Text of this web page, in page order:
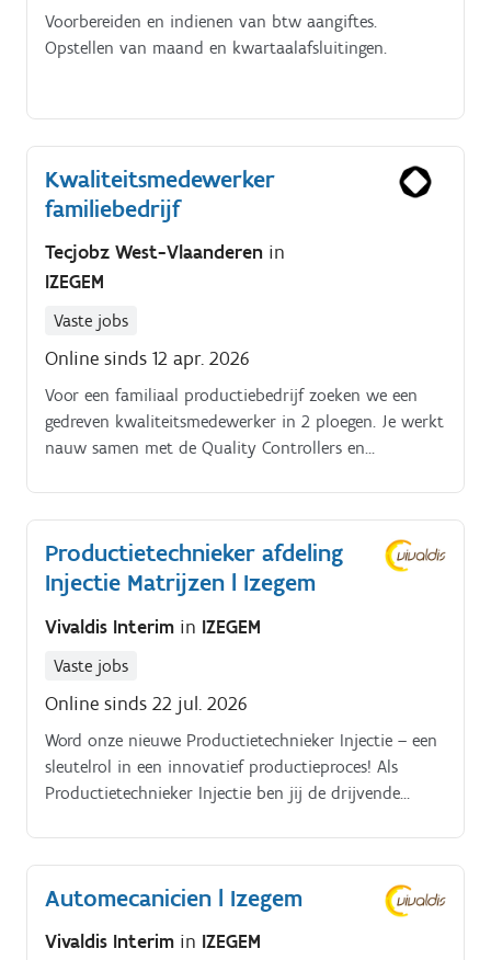
Voorbereiden en indienen van btw aangiftes.
Opstellen van maand en kwartaalafsluitingen.
Kwaliteitsmedewerker
familiebedrijf
Tecjobz West-Vlaanderen in
IZEGEM
Vaste jobs
Online sinds 12 apr. 2026
Voor een familiaal productiebedrijf zoeken we een
gedreven kwaliteitsmedewerker in 2 ploegen. Je werkt
nauw samen met de Quality Controllers en
Productietechnieker afdeling
Injectie Matrijzen l Izegem
Vivaldis Interim in IZEGEM
Vaste jobs
Online sinds 22 jul. 2026
Word onze nieuwe Productietechnieker Injectie – een
sleutelrol in een innovatief productieproces! Als
Productietechnieker Injectie ben jij de drijvende
team.
Automecanicien l Izegem
Vivaldis Interim in IZEGEM